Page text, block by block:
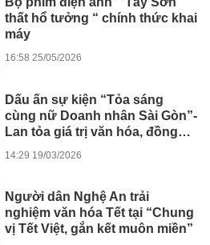
thất hổ tưởng “ chính thức khai
máy
16:58 25/05/2026
Dấu ấn sự kiện “Tỏa sáng
cùng nữ Doanh nhân Sài Gòn”-
Lan tỏa giá trị văn hóa, đồng
14:29 19/03/2026
Người dân Nghệ An trải
nghiệm văn hóa Tết tại “Chung
vị Tết Việt, gắn kết muôn miền”